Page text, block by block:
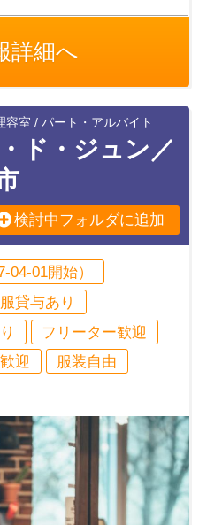
詳細へ
室 / パート・アルバイト
ド・ジュン／
検討中フォルダに追加
04-01開始）
貸与あり
フリーター歓迎
迎
服装自由